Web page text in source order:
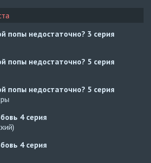
попы недостаточно? 3 серия
попы недостаточно? 5 серия
попы недостаточно? 5 серия
4 серия
4 серия